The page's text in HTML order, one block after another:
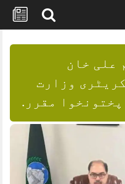
علی خان
وزارت
مقرر.